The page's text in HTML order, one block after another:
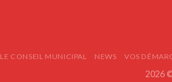
LE CONSEIL MUNICIPAL NEWS VOS
2026